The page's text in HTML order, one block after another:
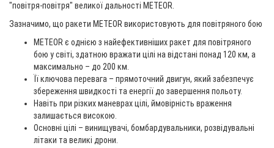
"повітря-повітря" великої дальності METEOR.
Зазначимо, що ракети METEOR використовують для повітряного бою
METEOR є однією з найефективніших ракет для повітряного
бою у світі, здатною вражати цілі на відстані понад 120 км, а
максимально – до 200 км.
Її ключова перевага – прямоточний двигун, який забезпечує
збереження швидкості та енергії до завершення польоту.
Навіть при різких маневрах цілі, ймовірність враження
залишається високою.
Основні цілі – винищувачі, бомбардувальники, розвідувальні
літаки та великі дрони.